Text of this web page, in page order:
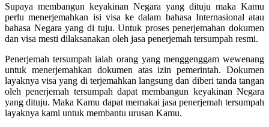
Supaya membangun keyakinan Negara yang dituju maka Kamu
perlu menerjemahkan isi visa ke dalam bahasa Internasional atau
bahasa Negara yang di tuju. Untuk proses penerjemahan dokumen
dan visa mesti dilaksanakan oleh jasa penerjemah tersumpah resmi.
Penerjemah tersumpah ialah orang yang menggenggam wewenang
untuk menerjemahkan dokumen atas izin pemerintah. Dokumen
layaknya visa yang di terjemahkan langsung dan diberi tanda tangan
oleh penerjemah tersumpah dapat membangun keyakinan Negara
yang dituju. Maka Kamu dapat memakai jasa penerjemah tersumpah
layaknya kami untuk membantu urusan Kamu.